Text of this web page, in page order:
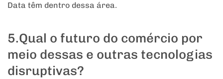
Data têm dentro dessa área.
5.Qual o futuro do comércio por
meio dessas e outras tecnologias
disruptivas?